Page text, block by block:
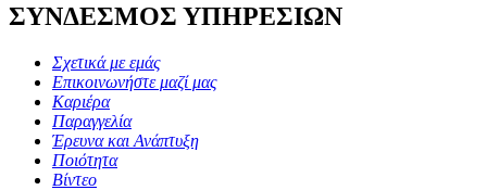
ΣΥΝΔΕΣΜΟΣ ΥΠΗΡΕΣΙΩΝ
Σχετικά με εμάς
Επικοινωνήστε μαζί μας
Καριέρα
Παραγγελία
Έρευνα και Ανάπτυξη
Ποιότητα
Βίντεο